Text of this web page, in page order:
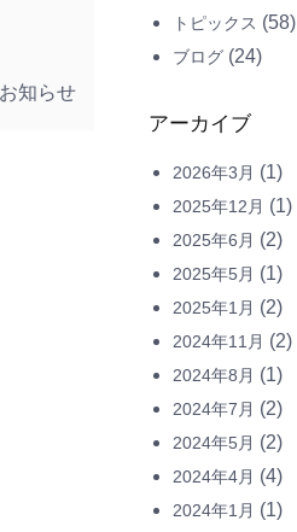
お知らせ
トピックス (58)
ブログ(24)
アーカイブ
2026年3月 (1)
2025年12月 (1)
2025年6月 (2)
2025年5月 (1)
2025年1月 (2)
2024年11月 (2)
2024年8月 (1)
2024年7月 (2)
2024年5月 (2)
2024年4月 (4)
2024年1月 (1)